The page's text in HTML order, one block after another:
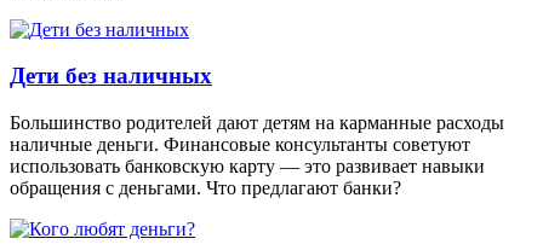
Дети без наличных
Большинство родителей дают детям на карманные расходы
наличные деньги. Финансовые консультанты советуют
использовать банковскую карту — это развивает навыки
обращения с деньгами. Что предлагают банки?